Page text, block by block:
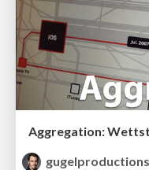
gugelproductions